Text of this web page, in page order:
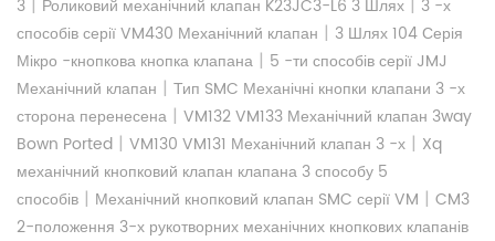
3
Роликовий механічний клапан K23JC3-L6 3 Шлях
3 -х
способів серії VM430 Механічний клапан | 3 Шлях 104 Серія
Мікро -кнопкова кнопка клапана | 5 -ти способів серії JMJ
Механічний клапан | Тип SMC Механічні кнопки клапани 3 -х
сторона перенесена | VM132 VM133 Механічний клапан 3way
Bown Ported | VM130 VM131 Механічний клапан 3 -х | Xq
механічний кнопковий клапан клапана 3 способу 5
способів | Механічний кнопковий клапан SMC серії VM | CM3
2-положення 3-х рукотворних механічних кнопкових клапанів